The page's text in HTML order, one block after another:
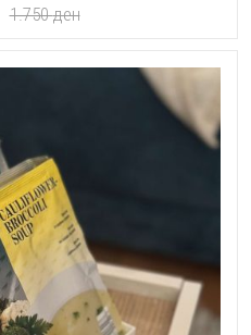
1.750ден